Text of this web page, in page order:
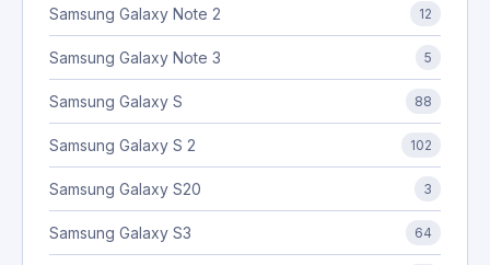
Samsung Galaxy Note 2 12
Samsung Galaxy Note 3 5
Samsung Galaxy S 88
Samsung Galaxy S 2 102
Samsung Galaxy S20 3
Samsung Galaxy S3 64